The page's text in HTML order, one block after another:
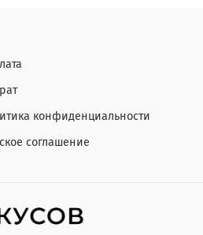
конфиденциальности
соглашение